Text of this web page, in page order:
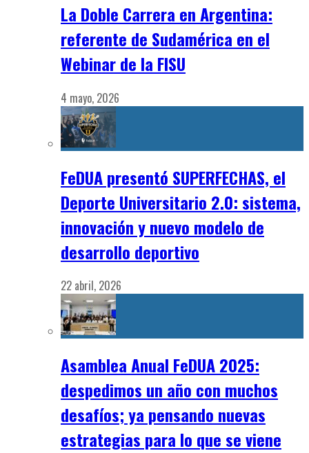
La Doble Carrera en Argentina:
referente de Sudamérica en el
Webinar de la FISU
4 mayo, 2026
FeDUA presentó SUPERFECHAS, el
Deporte Universitario 2.0: sistema,
innovación y nuevo modelo de
desarrollo deportivo
22 abril, 2026
Asamblea Anual FeDUA 2025:
despedimos un año con muchos
desafíos; ya pensando nuevas
estrategias para lo que se viene